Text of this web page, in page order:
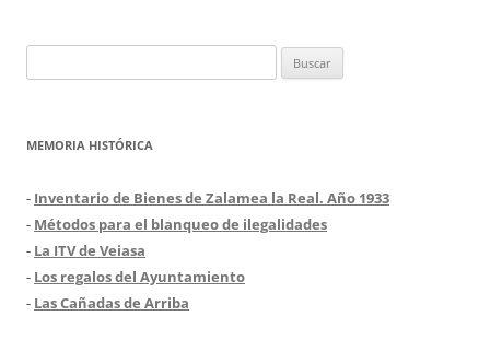
MEMORIA HISTÓRICA
- Inventario de Bienes de Zalamea la Real. Año 1933
- Métodos para el blanqueo de ilegalidades
- La ITV de Veiasa
- Los regalos del Ayuntamiento
- Las Cañadas de Arriba